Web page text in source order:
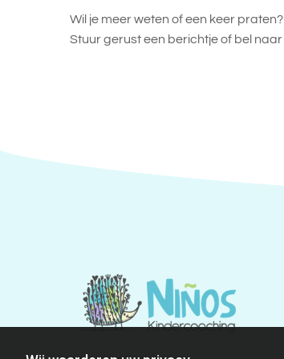
Wil je meer weten of een keer praten?
Stuur gerust een berichtje of bel naar